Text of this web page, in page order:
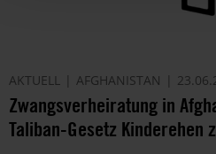
AKTUELL AFGHANISTAN
Zwangsverheiratung in
Taliban-Gesetz Kinderehen